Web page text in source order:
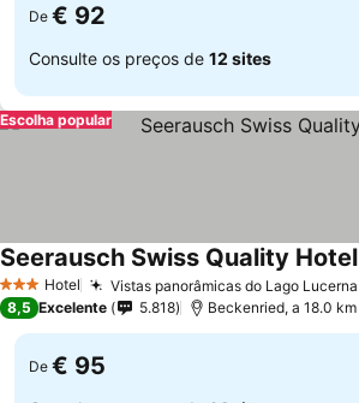
De € 92
Consulte os preços de 12 sites
Escolha popular
3 EstrelasHotel Vistas panorâmicas do Lago Lucerna
Seerausch Swiss Quality Hotel
8,5 Excelente 5.818 Beckenried, a 18.0
De € 95